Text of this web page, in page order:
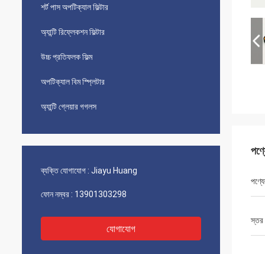
শর্ট পাস অপটিক্যাল ফিল্টার
অ্যান্টি রিফ্লেকশন ফিল্টার
উচ্চ প্রতিফলক ফিল্ম
অপটিক্যাল বিম স্প্লিটার
অ্যান্টি গ্লেয়ার গগলস
ব্যক্তি যোগাযোগ : Jiayu Huang
ফোন নম্বর : 13901303298
যোগাযোগ
স্তর